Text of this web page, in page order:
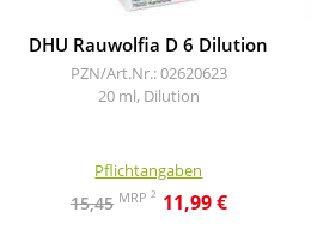
DHU Rauwolfia D 6 Dilution
PZN/Art.Nr.: 02620623
20 ml, Dilution
Pflichtangaben
15,45 MRP 2 11,99 €